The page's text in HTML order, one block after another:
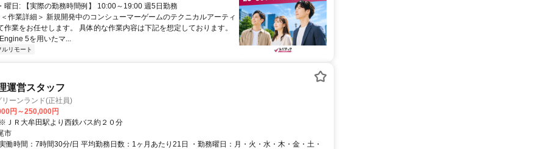
曜日: 【実際の勤務時間例】 10:00～19:00 週5日勤務
作業詳細＞ 新規開発中のコンシューマーゲームのテクニカルアーティ
作業をお任せします。 具体的な作業内容は下記を想定しております。
5を用いたマ...
ルリモート
運営スタッフ
ーンランド(正社員)
円～250,000円
ＪＲ大牟田駅より西鉄バス約２０分
市
働時間：7時間30分/日 平均勤務日数：1ヶ月あたり21日 ・勤務曜日：月・火・水・木・金・土・